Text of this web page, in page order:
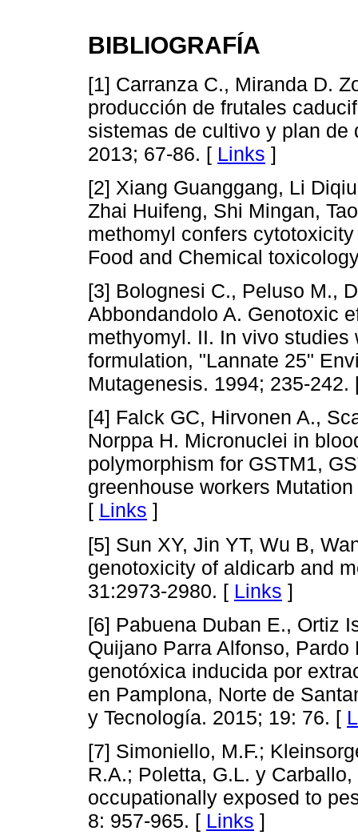
BIBLIOGRAFÍA
[1] Carranza C., Miranda D.
producción de frutales
sistemas de cultivo y plan de
2013; 67-86. [ Links ]
[2] Xiang Guanggang, Li
Zhai Huifeng, Shi Mingan,
methomyl confers
Food and Chemical
[3] Bolognesi C., Peluso M.,
Abbondandolo A. Genotoxic
methyomyl. II. In vivo
formulation, "Lannate 25"
Mutagenesis. 1994; 235-
[4] Falck GC, Hirvonen A.,
Norppa H. Micronuclei in
polymorphism for GSTM1,
greenhouse workers
[ Links ]
[5] Sun XY, Jin YT, Wu B,
genotoxicity of aldicarb and
31:2973-2980. [ Links ]
[6] Pabuena Duban E., Ortiz
Quijano Parra Alfonso,
genotóxica inducida por
en Pamplona, Norte de
y Tecnología. 2015; 19: 76. [
[7] Simoniello, M.F.;
R.A.; Poletta, G.L. y
occupationally exposed to
8: 957-965. [ Links ]